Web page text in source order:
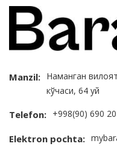
Manzil: Наманган
кўчаси, 64 уй
Telefon: +998(90) 690
Elektron pochta: